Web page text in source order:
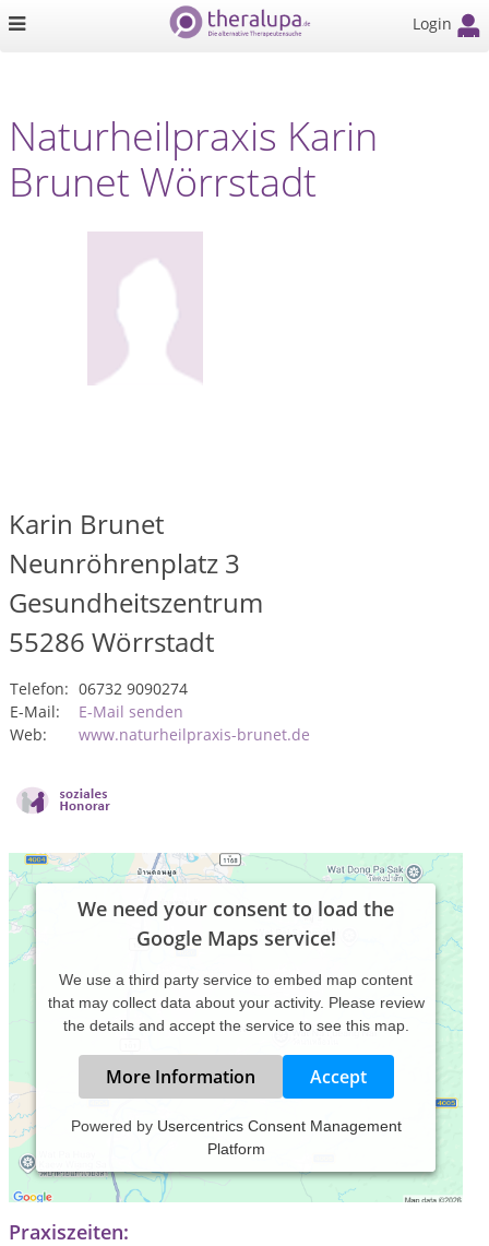
Login
Naturheilpraxis Karin
Brunet Wörrstadt
Karin Brunet
Neunröhrenplatz 3
Gesundheitszentrum
55286 Wörrstadt
Telefon: 06732 9090274
E-Mail:
E-Mail senden
Web:
www.naturheilpraxis-brunet.de
We need your consent to load the
Google Maps service!
We use a third party service to embed map content
that may collect data about your activity. Please review
the details and accept the service to see this map.
More Information Accept
Powered by Usercentrics Consent Management
Platform
Naturheilpraxis mit den Schwerpunkten klassische
Homöopathie, Fußreflexbehandlung und Burn-out-Beratung
Praxiszeiten: